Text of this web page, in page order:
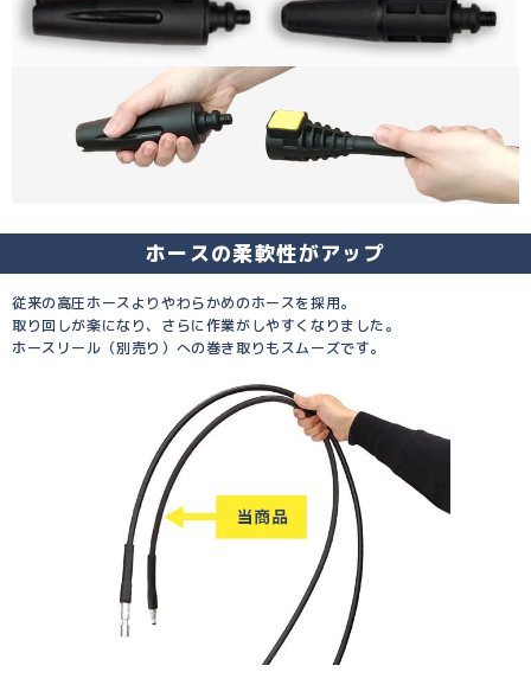
ホースの柔軟性がアップ
従来の高圧ホースよりやわらかめのホースを採用。
取り回しが楽になり、さらに作業がしやすくなりました。
ホースリール（別売り）への巻き取りもスムーズです。